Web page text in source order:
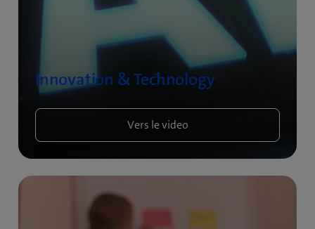
Innovation & Technology
Vers le video